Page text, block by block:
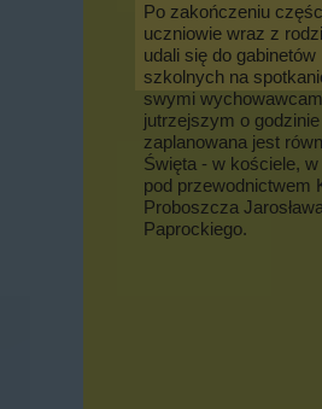
Po zakończeniu
uczniowie wraz z
udali się do gabinetów
szkolnych na
swymi
jutrzejszym o
zaplanowana jest
Święta - w kościele,
pod przewodnictwem
Proboszcza Jarosława
Paprockiego.